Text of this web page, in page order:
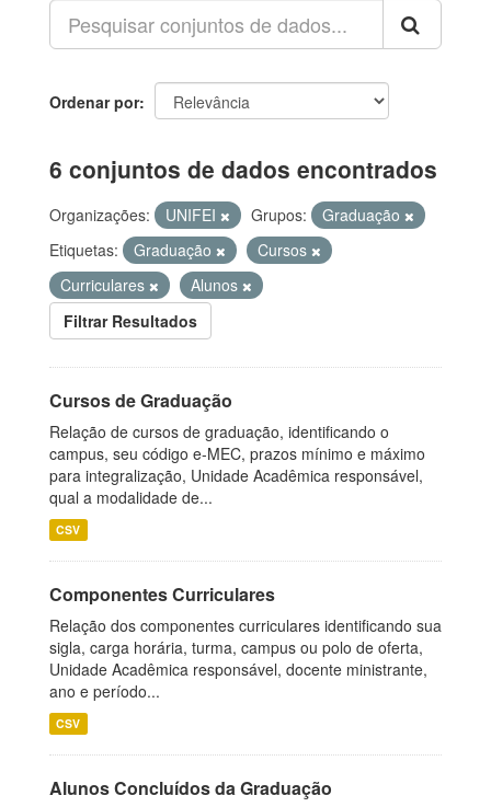
Ordenar por
6 conjuntos de dados encontrados
Organizações: UNIFEI Grupos:
Graduação
Etiquetas:
Graduação
Cursos
Curriculares
Alunos
Filtrar Resultados
Cursos de Graduação
Relação de cursos de graduação, identificando o
campus, seu código e-MEC, prazos mínimo e máximo
para integralização, Unidade Acadêmica responsável,
qual a modalidade de...
CSV
Componentes Curriculares
Relação dos componentes curriculares identificando sua
sigla, carga horária, turma, campus ou polo de oferta,
Unidade Acadêmica responsável, docente ministrante,
ano e período...
CSV
Alunos Concluídos da Graduação